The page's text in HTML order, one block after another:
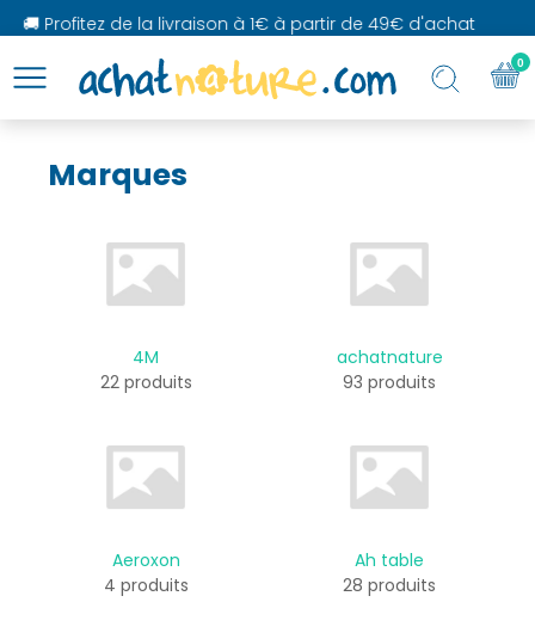
de la livraison à 1€ à partir de 49€ d'achat
Marques
4M
22 produits
achatnature
93 produits
Aeroxon
4 produits
Ah table
28 produits
0